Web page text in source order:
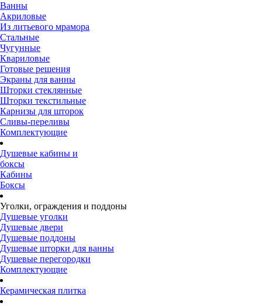
Ванны
Акриловые
Из литьевого мрамора
Стальные
Чугунные
Квариловые
Готовые решения
Экраны для ванны
Шторки стеклянные
Шторки текстильные
Карнизы для шторок
Сливы-переливы
Комплектующие
Душевые кабины и
боксы
Кабины
Боксы
Уголки, ограждения и поддоны
Душевые уголки
Душевые двери
Душевые поддоны
Душевые шторки для ванны
Душевые перегородки
Комплектующие
Керамическая плитка